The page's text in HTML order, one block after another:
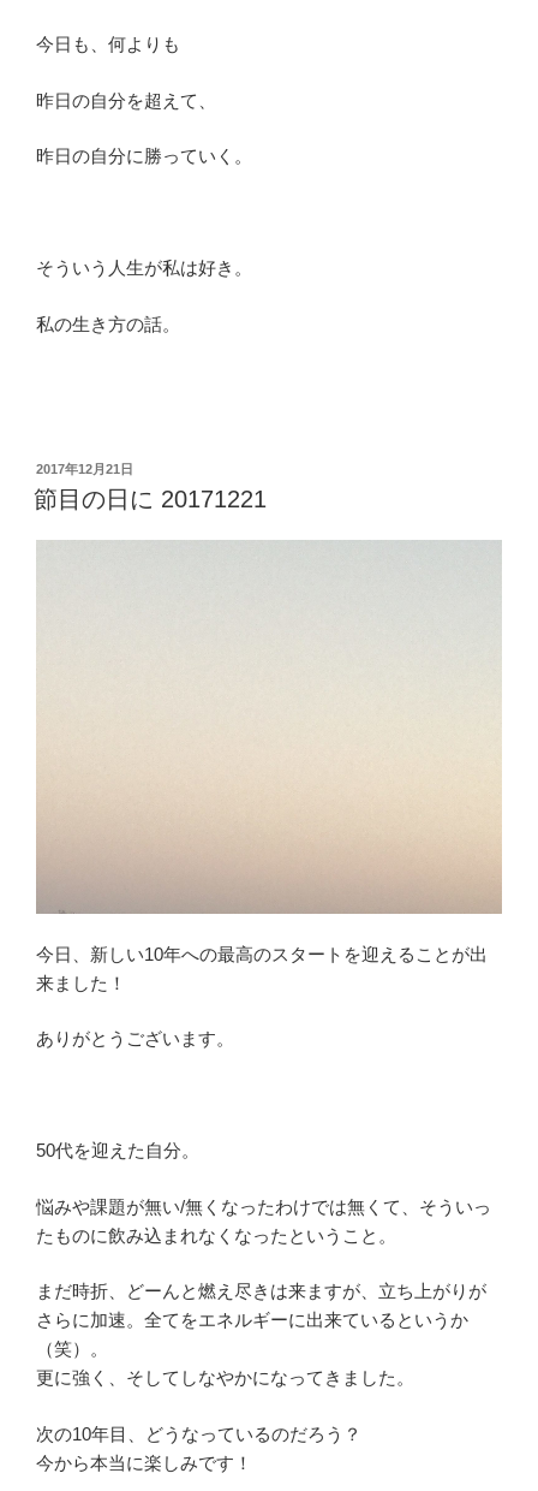
今日も、何よりも
昨日の自分を超えて、
昨日の自分に勝っていく。
そういう人生が私は好き。
私の生き方の話。
投
稿
日:
2017年12月21日
節目の日に 20171221
今日、新しい10年への最高のスタートを迎えることが出
来ました！
ありがとうございます。
50代を迎えた自分。
悩みや課題が無い/無くなったわけでは無くて、そういっ
たものに飲み込まれなくなったということ。
まだ時折、どーんと燃え尽きは来ますが、立ち上がりが
さらに加速。全てをエネルギーに出来ているというか
（笑）。
更に強く、そしてしなやかになってきました。
次の10年目、どうなっているのだろう？
今から本当に楽しみです！